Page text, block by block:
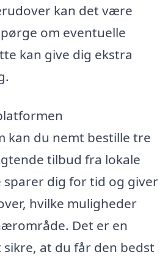
kan det være
om eventuelle
kan give dig ekstra
kan du nemt bestille tre
tilbud fra lokale
sparer dig for tid og giver
hvilke muligheder
Det er en
at du får den bedst